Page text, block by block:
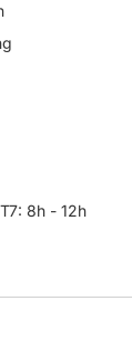
8h - 12h